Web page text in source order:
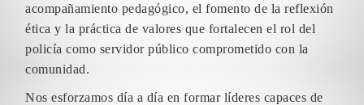
acompañamiento pedagógico, el fomento de la reflexión
ética y la práctica de valores que fortalecen el rol del
policía como servidor público comprometido con la
comunidad.
Nos esforzamos día a día en formar líderes capaces de